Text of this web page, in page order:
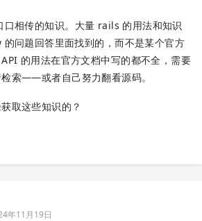
口相传的知识。大量 rails 的用法和知识
问题回答里面找到的，而不是某个官方
的用法在官方文档中写的都不全，需要
索——或者自己努力翻看源码。
取这些知识的？
年11月19日